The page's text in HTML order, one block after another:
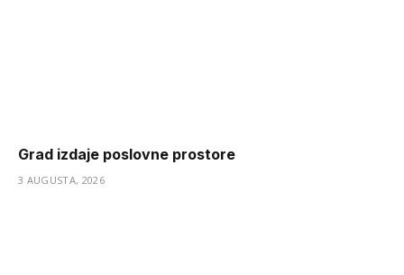
Grad izdaje poslovne prostore
3 AUGUSTA, 2026